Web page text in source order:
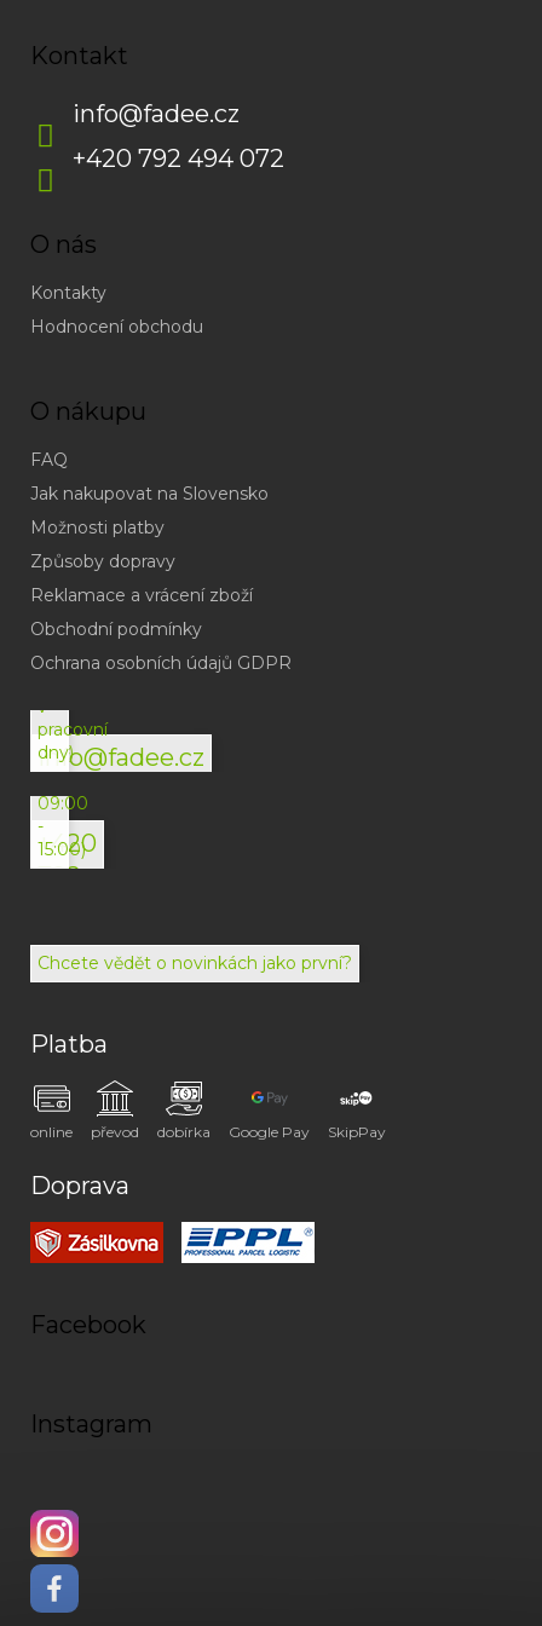
Kontakt
info@fadee.cz
+420 792 494 072
O nás
Kontakty
Hodnocení obchodu
O nákupu
FAQ
Jak nakupovat na Slovensko
Možnosti platby
Způsoby dopravy
Reklamace a vrácení zboží
Obchodní podmínky
Ochrana osobních údajů GDPR
info@fadee.cz
(odpověď
do
v
pracovní
dny)
+420
792
072
(Po-
09:00
-
15:00)
Chcete vědět o novinkách jako první?
Platba
online převod dobírka Google Pay SkipPay
Doprava
Facebook
Instagram